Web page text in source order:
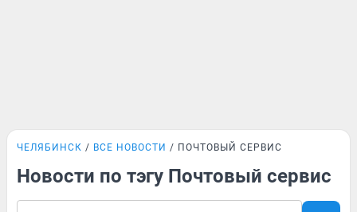
ЧЕЛЯБИНСК ВСЕ НОВОСТИ ПОЧТОВЫЙ СЕРВИС
Новости по тэгу Почтовый сервис